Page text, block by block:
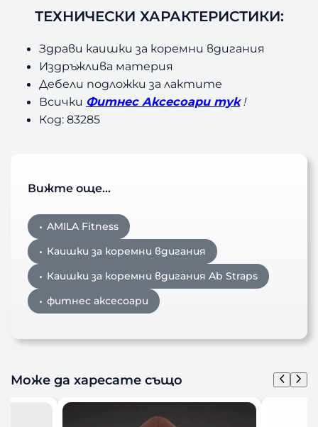
ТЕХНИЧЕСКИ ХАРАКТЕРИСТИКИ:
Здрави каишки за коремни вдигания
Издръжлива материя
Дебели подложки за лактите
Всички Фитнес Аксесоари тук!
Код: 83285
Вижте още…
AMILA Fitness
Каишки за коремни вдигания
Каишки за коремни вдигания Ab Straps
фитнес аксесоари
Може да харесате също